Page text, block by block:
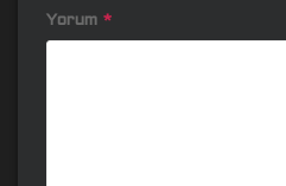
Yorum *